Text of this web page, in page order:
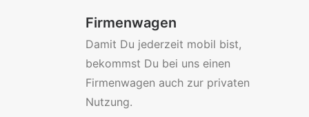
Firmenwagen
Damit Du jederzeit mobil bist,
bekommst Du bei uns einen
Firmenwagen auch zur privaten
Nutzung.